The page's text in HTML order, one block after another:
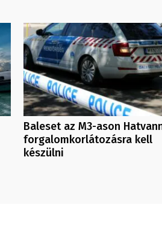
Baleset az M3-ason
forgalomkorlátozásra kell
készülni